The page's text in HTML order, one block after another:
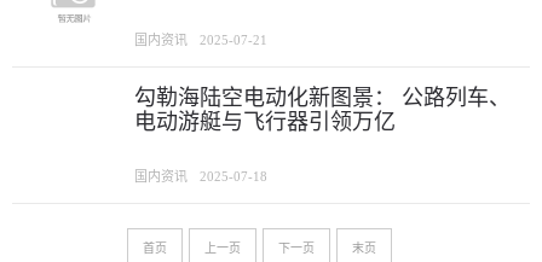
国内资讯 2025-07-21
勾勒海陆空电动化新图景： 公路列车、
电动游艇与飞行器引领万亿
国内资讯 2025-07-18
首页 上一页 下一页 末页